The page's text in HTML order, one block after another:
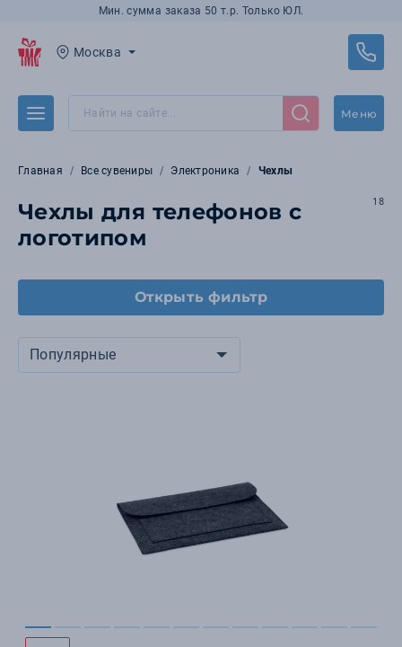
Мин. сумма заказа 50 т.р. Только ЮЛ.
Москва
Меню
Главная Все сувениры Электроника Чехлы
Чехлы для телефонов с
логотипом
18
Открыть фильтр
Популярные